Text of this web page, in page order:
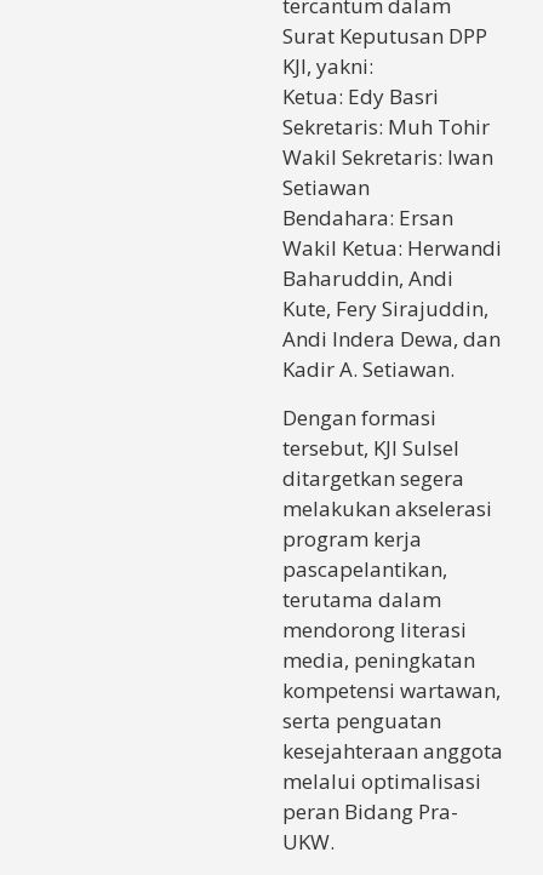
tercantum dalam
Surat Keputusan DPP
KJI, yakni:
Ketua: Edy Basri
Sekretaris: Muh Tohir
Wakil Sekretaris: Iwan
Setiawan
Bendahara: Ersan
Wakil Ketua: Herwandi
Baharuddin, Andi
Kute, Fery Sirajuddin,
Andi Indera Dewa, dan
Kadir A. Setiawan.
Dengan formasi
tersebut, KJI Sulsel
ditargetkan segera
melakukan akselerasi
program kerja
pascapelantikan,
terutama dalam
mendorong literasi
media, peningkatan
kompetensi wartawan,
serta penguatan
kesejahteraan anggota
melalui optimalisasi
peran Bidang Pra-
UKW.